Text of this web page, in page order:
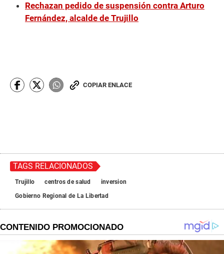
Rechazan pedido de suspensión contra Arturo
Fernández, alcalde de Trujillo
COPIAR ENLACE
TAGS RELACIONADOS
Trujillo centros de salud
inversion
Gobierno Regional de La Libertad